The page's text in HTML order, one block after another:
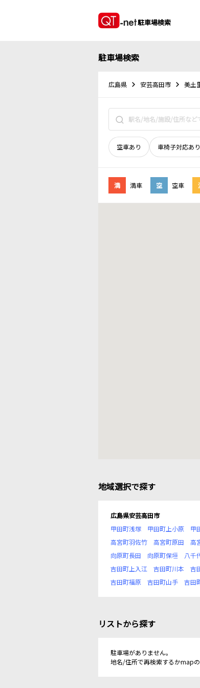
駐車場検索
駐車場検索
広島県 安芸高田市 美土
空車あり 車椅子対応あり
満 満車 空 空車
地域選択で探す
広島県安芸高田市
甲田町浅塚
甲田町上小原 甲
高宮町羽佐竹
高宮町原田 高
向原町長田
向原町保垣 八千
吉田町上入江
吉田町川本 吉
吉田町福原
吉田町山手 吉田
リストから探す
駐車場がありません。
地名/住所で再検索するかmapの